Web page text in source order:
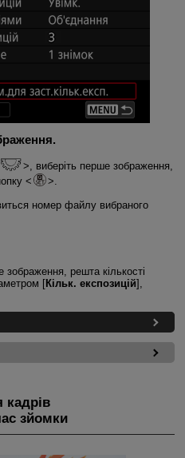
, виберіть перше зображення,
.
номер файлу вибраного
решта кількості
[Кільк. експозицій],
кадрів
зйомки